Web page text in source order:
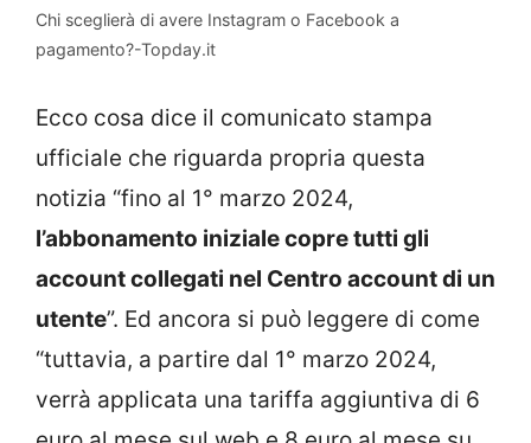
Chi sceglierà di avere Instagram o Facebook a
pagamento?-Topday.it
Ecco cosa dice il comunicato stampa
ufficiale che riguarda propria questa
notizia “fino al 1° marzo 2024,
l’abbonamento iniziale copre tutti gli
account collegati nel Centro account di un
utente”. Ed ancora si può leggere di come
“tuttavia, a partire dal 1° marzo 2024,
verrà applicata una tariffa aggiuntiva di 6